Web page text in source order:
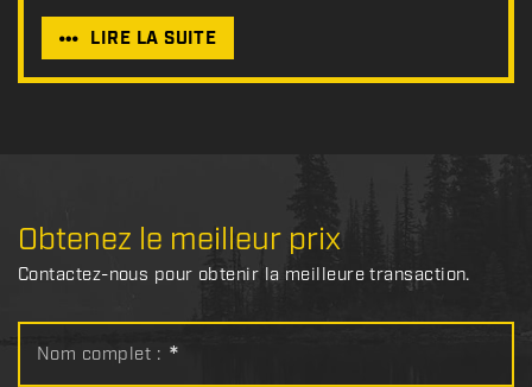
LIRE LA SUITE
Obtenez le meilleur prix
Contactez-nous pour obtenir la meilleure transaction.
Nom complet : *